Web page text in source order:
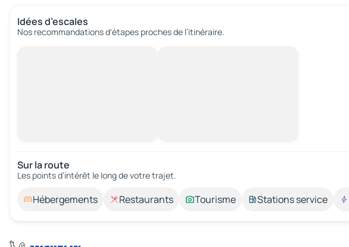
Idées d’escales
Nos recommandations d'étapes proches de l’itinéraire.
Sur la route
Les points d’intérêt le long de votre trajet.
Hébergements Restaurants Tourisme Stations service